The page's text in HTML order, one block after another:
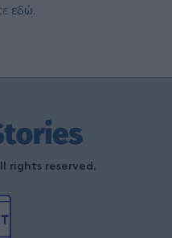
εδώ.
rights reserved.